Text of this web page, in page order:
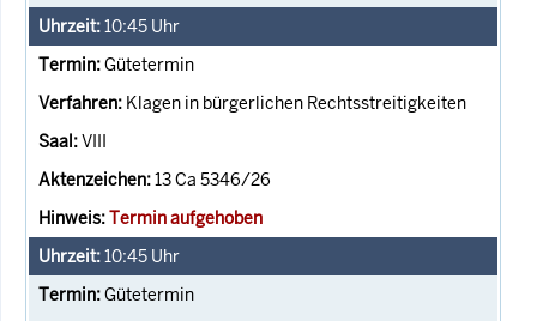
10:45 Uhr
Gütetermin
Klagen in bürgerlichen Rechtsstreitigkeiten
VIII
13 Ca 5346/26
Termin aufgehoben
10:45 Uhr
Gütetermin